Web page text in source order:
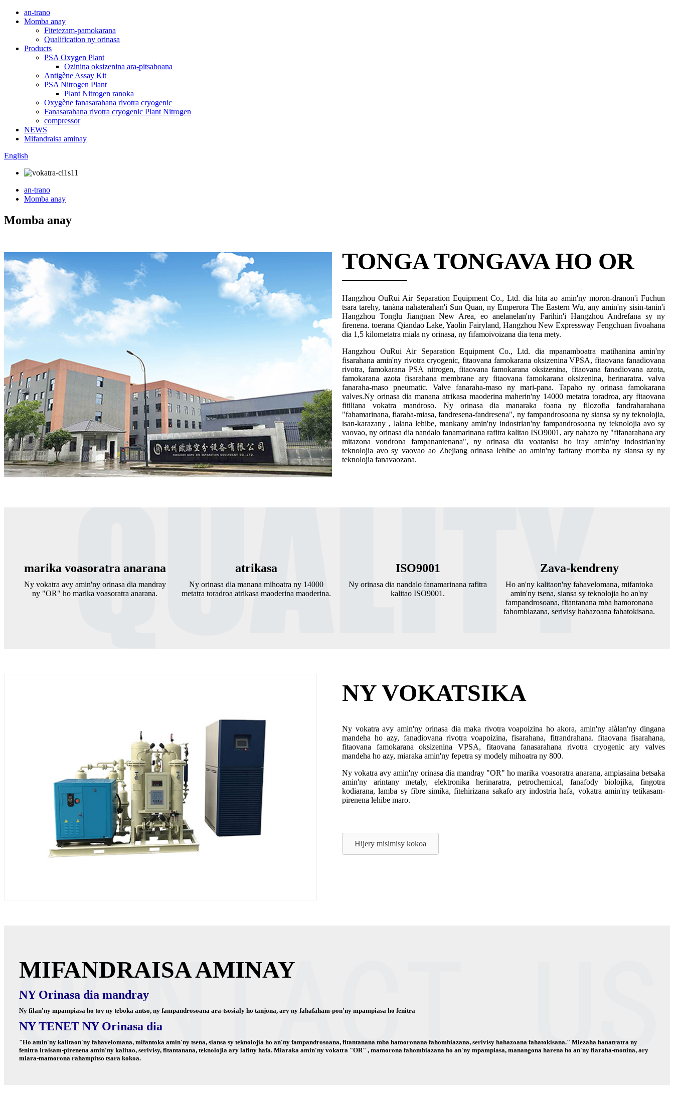
an-trano
Momba anay
Fitetezam-pamokarana
Qualification ny orinasa
Products
PSA Oxygen Plant
Ozinina oksizenina ara-pitsaboana
Antigène Assay Kit
PSA Nitrogen Plant
Plant Nitrogen ranoka
Oxygène fanasarahana rivotra cryogenic
Fanasarahana rivotra cryogenic Plant Nitrogen
compressor
NEWS
Mifandraisa aminay
English
an-trano
Momba anay
Momba anay
TONGA TONGAVA HO OR
Hangzhou OuRui Air Separation Equipment Co., Ltd. dia hita ao amin'ny moron-dranon'i Fuchun
tsara tarehy, tanàna nahaterahan'i Sun Quan, ny Emperora The Eastern Wu, any amin'ny sisin-tanin'i
Hangzhou Tonglu Jiangnan New Area, eo anelanelan'ny Farihin'i Hangzhou Andrefana sy ny
firenena. toerana Qiandao Lake, Yaolin Fairyland, Hangzhou New Expressway Fengchuan fivoahana
dia 1,5 kilometatra miala ny orinasa, ny fifamoivoizana dia tena mety.
Hangzhou OuRui Air Separation Equipment Co., Ltd. dia mpanamboatra matihanina amin'ny
fisarahana amin'ny rivotra cryogenic, fitaovana famokarana oksizenina VPSA, fitaovana fanadiovana
rivotra, famokarana PSA nitrogen, fitaovana famokarana oksizenina, fitaovana fanadiovana azota,
famokarana azota fisarahana membrane ary fitaovana famokarana oksizenina, herinaratra. valva
fanaraha-maso pneumatic. Valve fanaraha-maso ny mari-pana. Tapaho ny orinasa famokarana
valves.Ny orinasa dia manana atrikasa maoderina maherin'ny 14000 metatra toradroa, ary fitaovana
fitiliana vokatra mandroso. Ny orinasa dia manaraka foana ny filozofia fandraharahana
"fahamarinana, fiaraha-miasa, fandresena-fandresena", ny fampandrosoana ny siansa sy ny teknolojia,
isan-karazany , lalana lehibe, mankany amin'ny indostrian'ny fampandrosoana ny teknolojia avo sy
vaovao, ny orinasa dia nandalo fanamarinana rafitra kalitao ISO9001, ary nahazo ny "fifanarahana ary
mitazona vondrona fampanantenana", ny orinasa dia voatanisa ho iray amin'ny indostrian'ny
teknolojia avo sy vaovao ao Zhejiang orinasa lehibe ao amin'ny faritany momba ny siansa sy ny
teknolojia fanavaozana.
marika voasoratra anarana
Ny vokatra avy amin'ny orinasa dia mandray
ny "OR" ho marika voasoratra anarana.
atrikasa
Ny orinasa dia manana mihoatra ny 14000
metatra toradroa atrikasa maoderina maoderina.
ISO9001
Ny orinasa dia nandalo fanamarinana rafitra
kalitao ISO9001.
Zava-kendreny
Ho an'ny kalitaon'ny fahavelomana, mifantoka
amin'ny tsena, siansa sy teknolojia ho an'ny
fampandrosoana, fitantanana mba hamoronana
fahombiazana, serivisy hahazoana fahatokisana.
NY VOKATSIKA
Ny vokatra avy amin'ny orinasa dia maka rivotra voapoizina ho akora, amin'ny alàlan'ny dingana
mandeha ho azy, fanadiovana rivotra voapoizina, fisarahana, fitrandrahana. fitaovana fisarahana,
fitaovana famokarana oksizenina VPSA, fitaovana fanasarahana rivotra cryogenic ary valves
mandeha ho azy, miaraka amin'ny fepetra sy modely mihoatra ny 800.
Ny vokatra avy amin'ny orinasa dia mandray "OR" ho marika voasoratra anarana, ampiasaina betsaka
amin'ny arintany metaly, elektronika herinaratra, petrochemical, fanafody biolojika, fingotra
kodiarana, lamba sy fibre simika, fitehirizana sakafo ary indostria hafa, vokatra amin'ny tetikasam-
pirenena lehibe maro.
Hijery misimisy kokoa
MIFANDRAISA AMINAY
NY Orinasa dia mandray
Ny filan'ny mpampiasa ho toy ny teboka antso, ny fampandrosoana ara-tsosialy ho tanjona, ary ny fahafaham-pon'ny mpampiasa ho fenitra
NY TENET NY Orinasa dia
"Ho amin'ny kalitaon'ny fahavelomana, mifantoka amin'ny tsena, siansa sy teknolojia ho an'ny fampandrosoana, fitantanana mba hamoronana fahombiazana, serivisy hahazoana fahatokisana." Miezaha hanatratra ny
fenitra iraisam-pirenena amin'ny kalitao, serivisy, fitantanana, teknolojia ary lafiny hafa. Miaraka amin'ny vokatra "OR" , mamorona fahombiazana ho an'ny mpampiasa, manangona harena ho an'ny fiaraha-monina, ary
miara-mamorona rahampitso tsara kokoa.